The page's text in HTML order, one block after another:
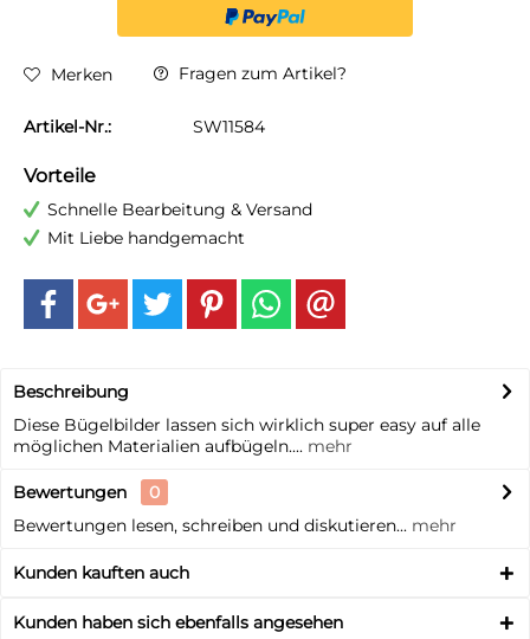
Merken Fragen zum Artikel?
Artikel-Nr.: SW11584
Vorteile
Schnelle Bearbeitung & Versand
Mit Liebe handgemacht
Beschreibung
Diese Bügelbilder lassen sich wirklich super easy auf alle
möglichen Materialien aufbügeln.... mehr
Bewertungen
0
Bewertungen lesen, schreiben und diskutieren... mehr
Kunden kauften auch
Kunden haben sich ebenfalls angesehen